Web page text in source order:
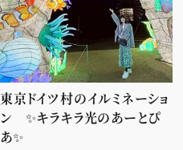
東京ドイツ村のイルミネーショ
ン ✨️キラキラ光のあーとぴ
あ✨️